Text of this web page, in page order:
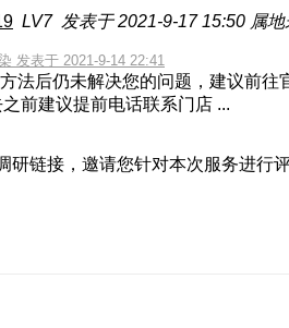
LV7 发表于 2021-9-17 15:50 属
发表于 2021-9-14 22:41
法后仍未解决您的问题，建议前往
前建议提前电话联系门店 ...
研链接，邀请您针对本次服务进行评